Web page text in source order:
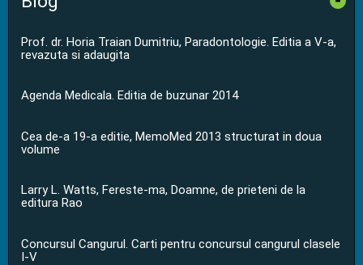
Prof. dr. Horia Traian Dumitriu, Paradontologie. Editia a V-a,
revazuta si adaugita
Agenda Medicala. Editia de buzunar 2014
Cea de-a 19-a editie, MemoMed 2013 structurat in doua
volume
Larry L. Watts, Fereste-ma, Doamne, de prieteni de la
editura Rao
Concursul Cangurul. Carti pentru concursul cangurul clasele
I-V